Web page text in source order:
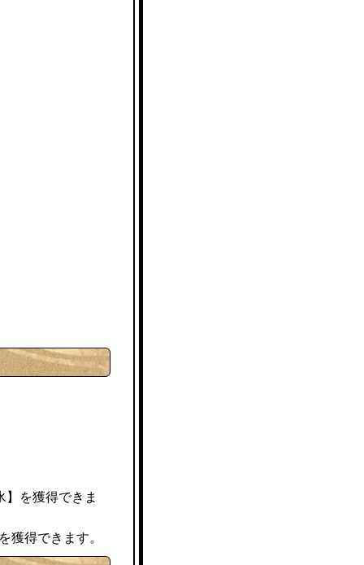
を獲得できま
得できます。